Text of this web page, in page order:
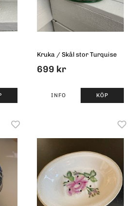
Kruka / Skål stor Turquise
699 kr
INFO KÖP